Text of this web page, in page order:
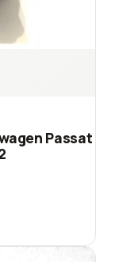
Passat